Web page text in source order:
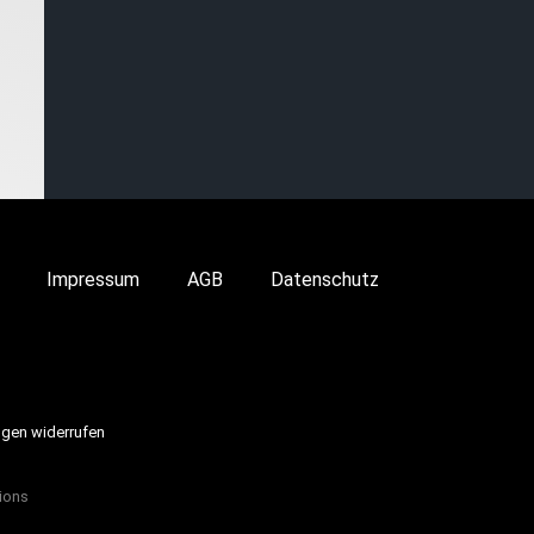
Impressum AGB Datenschutz
widerrufen